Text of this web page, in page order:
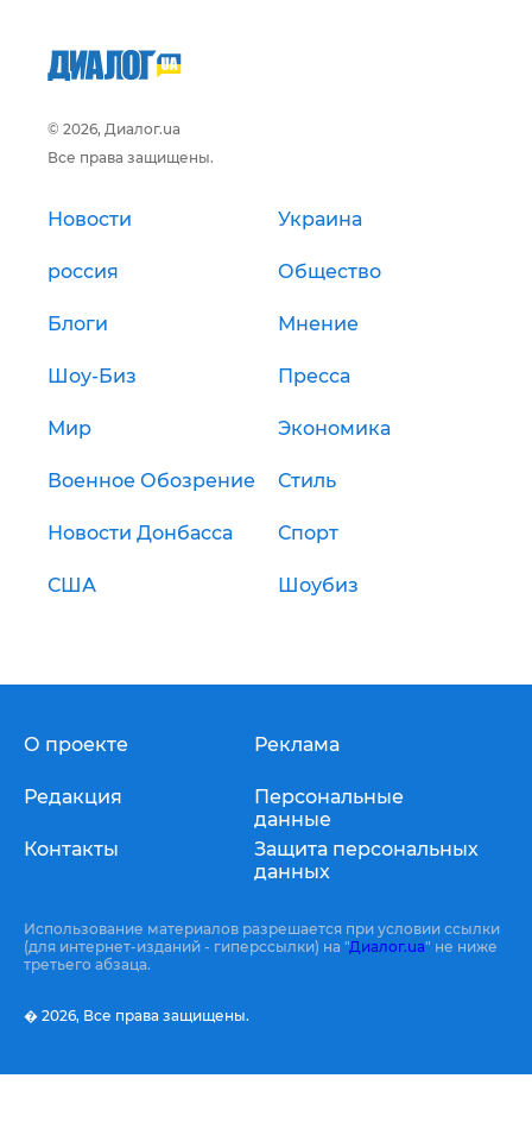
© 2026, Диалог.ua
Все права защищены.
Новости Украина
россия Общество
Блоги Мнение
Шоу-Биз Пресса
Мир Экономика
Военное Обозрение Стиль
Новости Донбасса Спорт
США Шоубиз
О проекте
Редакция
Контакты
Реклама
Персональные
данные
Защита персональных
данных
Использование материалов разрешается при условии ссылки
(для интернет-изданий - гиперссылки) на "Диалог.ua" не ниже
третьего абзаца.
� 2026, Все права защищены.